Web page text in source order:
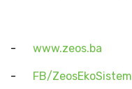
- www.zeos.ba
- FB/ZeosEkoSistem